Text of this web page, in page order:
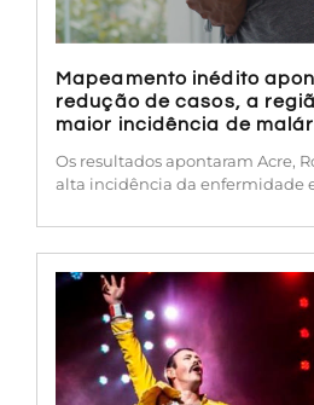
Mapeamento inédito
redução de casos, a
maior incidência de
Os resultados apontaram Acre,
alta incidência da enfermidade